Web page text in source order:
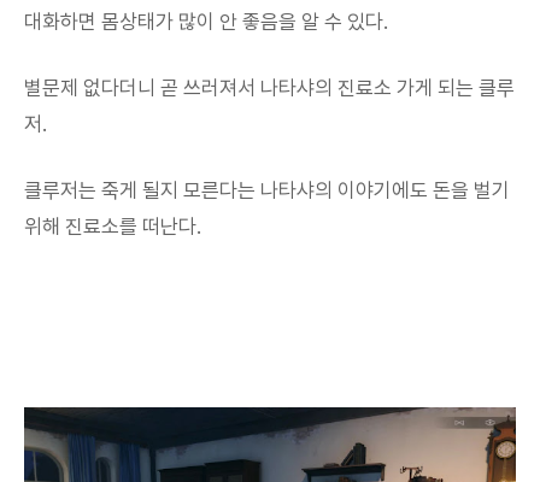
대화하면 몸상태가 많이 안 좋음을 알 수 있다.
별문제 없다더니 곧 쓰러져서 나타샤의 진료소 가게 되는 클루
저.
클루저는 죽게 될지 모른다는 나타샤의 이야기에도 돈을 벌기
위해 진료소를 떠난다.